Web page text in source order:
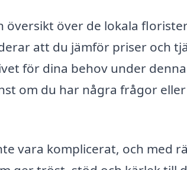
översikt över de lokala
att du jämför priser och
för dina behov under denna
om du har några frågor eller
vara komplicerat, och med